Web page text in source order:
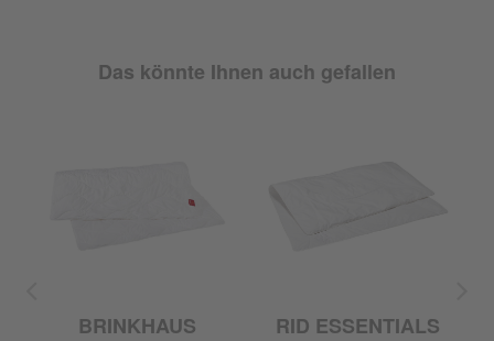
Das könnte Ihnen auch gefallen
BRINKHAUS
RID ESSENTIALS